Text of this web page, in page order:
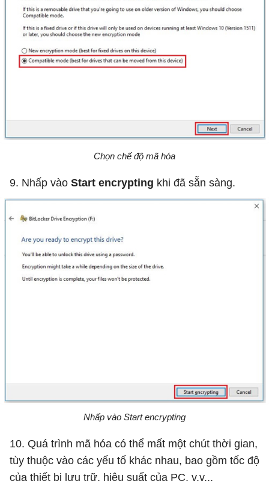
Chọn chế độ mã hóa
9. Nhấp vào Start encrypting khi đã sẵn sàng.
Nhấp vào Start encrypting
10. Quá trình mã hóa có thể mất một chút thời gian,
tùy thuộc vào các yếu tố khác nhau, bao gồm tốc độ
của thiết bị lưu trữ, hiệu suất của PC, v.v...